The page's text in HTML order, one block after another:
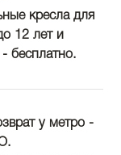
кресла для
12 лет и
бесплатно.
у метро -